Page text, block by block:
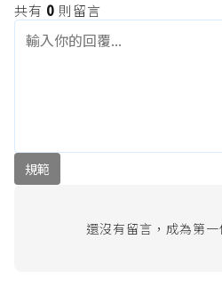
共有 0 則留言
規範
還沒有留言，成為第一